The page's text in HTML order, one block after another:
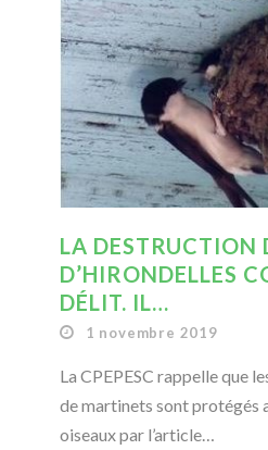
LA DESTRUCTION
D’HIRONDELLES
DÉLIT. IL…
1 novembre 2019
La CPEPESC rappelle que
de martinets sont protégés
oiseaux par l’article…